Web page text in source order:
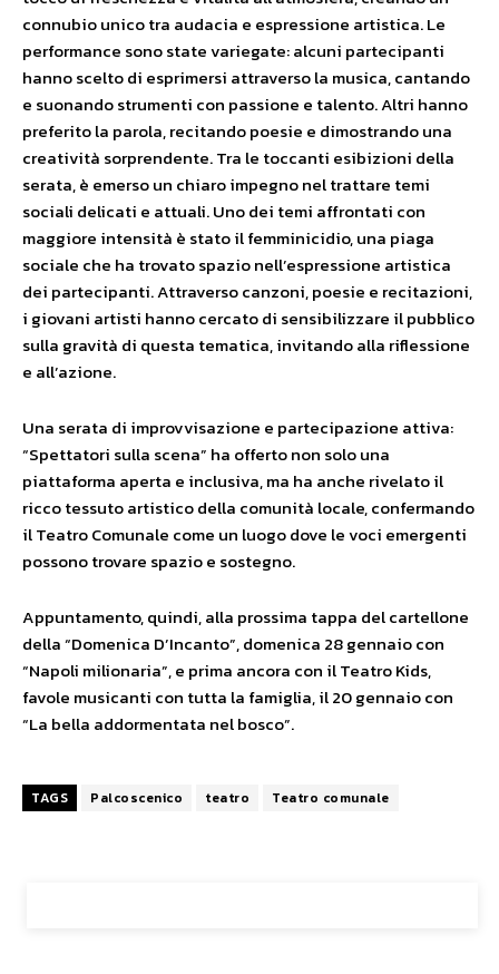
connubio unico tra audacia e espressione artistica. Le
performance sono state variegate: alcuni partecipanti
hanno scelto di esprimersi attraverso la musica, cantando
e suonando strumenti con passione e talento. Altri hanno
preferito la parola, recitando poesie e dimostrando una
creatività sorprendente. Tra le toccanti esibizioni della
serata, è emerso un chiaro impegno nel trattare temi
sociali delicati e attuali. Uno dei temi affrontati con
maggiore intensità è stato il femminicidio, una piaga
sociale che ha trovato spazio nell’espressione artistica
dei partecipanti. Attraverso canzoni, poesie e recitazioni,
i giovani artisti hanno cercato di sensibilizzare il pubblico
sulla gravità di questa tematica, invitando alla riflessione
e all’azione.
Una serata di improvvisazione e partecipazione attiva:
“Spettatori sulla scena” ha offerto non solo una
piattaforma aperta e inclusiva, ma ha anche rivelato il
ricco tessuto artistico della comunità locale, confermando
il Teatro Comunale come un luogo dove le voci emergenti
possono trovare spazio e sostegno.
Appuntamento, quindi, alla prossima tappa del cartellone
della “Domenica D’Incanto”, domenica 28 gennaio con
“Napoli milionaria”, e prima ancora con il Teatro Kids,
favole musicanti con tutta la famiglia, il 20 gennaio con
“La bella addormentata nel bosco”.
TAGS Palcoscenico teatro Teatro comunale